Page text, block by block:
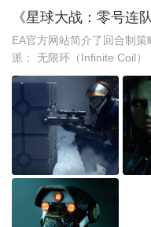
《星球大战：零号连
EA官方网站简介了回合制
派： 无限环（Infinite Coil）